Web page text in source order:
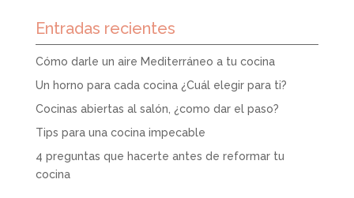
Entradas recientes
Cómo darle un aire Mediterráneo a tu cocina
Un horno para cada cocina ¿Cuál elegir para ti?
Cocinas abiertas al salón, ¿como dar el paso?
Tips para una cocina impecable
4 preguntas que hacerte antes de reformar tu
cocina